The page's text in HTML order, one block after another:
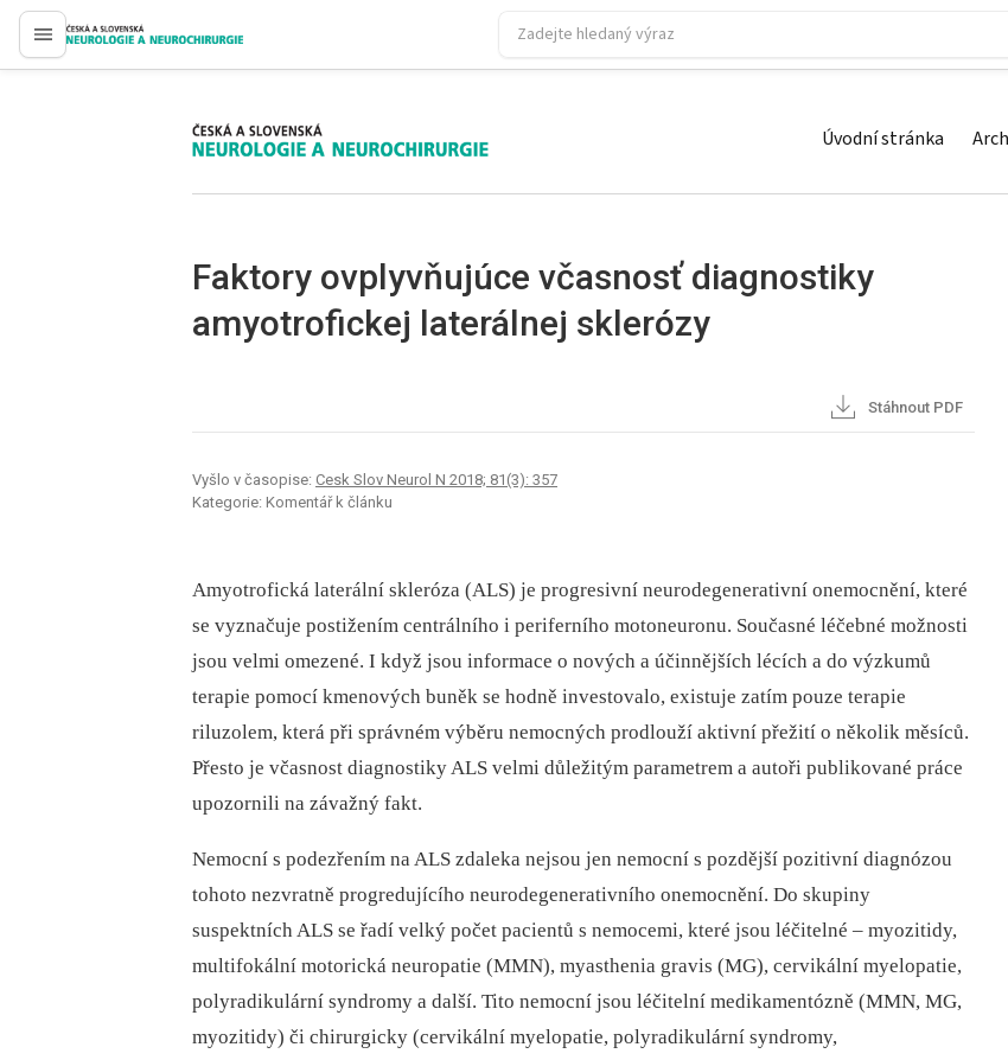
proLékaře.cz
proLékaře.cz Úvodní stránka
Faktory ovplyvňujúce včasnosť dia­gnostiky
amyotrofickej laterálnej sklerózy
Stáhnout PDF
Vyšlo v časopise: Cesk Slov Neurol N 2018; 81(3): 357
Kategorie: Komentář k článku
Amyotrofická laterální skleróza (ALS) je progresivní neurodegenerativní onemocnění, které
se vyznačuje postižením centrálního i periferního motoneuronu. Současné léčebné možnosti
jsou velmi omezené. I když jsou informace o nových a účinnějších lécích a do výzkumů
terapie pomocí kmenových buněk se hodně investovalo, existuje zatím pouze terapie
riluzolem, která při správném výběru nemocných prodlouží aktivní přežití o několik měsíců.
Přesto je včasnost diagnostiky ALS velmi důležitým parametrem a autoři publikované práce
upozornili na závažný fakt.
Nemocní s podezřením na ALS zdaleka nejsou jen nemocní s pozdější pozitivní diagnózou
tohoto nezvratně progredujícího neurodegenerativního onemocnění. Do skupiny
suspektních ALS se řadí velký počet pacientů s nemocemi, které jsou léčitelné –⁠ myozitidy,
multifokální motorická neuropatie (MMN), myasthenia gravis (MG), cervikální myelopatie,
polyradikulární syndromy a další. Tito nemocní jsou léčitelní medikamentózně (MMN, MG,
myozitidy) či chirurgicky (cervikální myelopatie, polyradikulární syndromy,